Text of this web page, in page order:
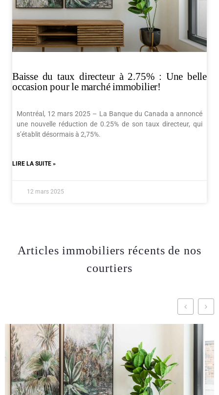
Baisse du taux directeur à 2.75% : Une belle
occasion pour le marché immobilier!
Montréal, 12 mars 2025 – La Banque du Canada a annoncé
une nouvelle réduction de 0.25% de son taux directeur, qui
s’établit désormais à 2,75%.
LIRE LA SUITE »
12 mars 2025
Articles immobiliers récents de nos
courtiers